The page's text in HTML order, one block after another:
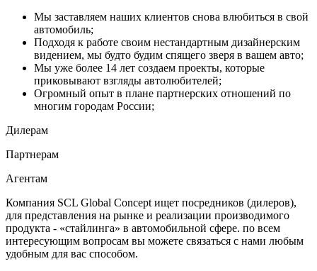
Мы заставляем наших клиентов снова влюбиться в свой
автомобиль;
Подходя к работе своим нестандартным дизайнерским
видением, мы будто будим спящего зверя в вашем авто;
Мы уже более 14 лет создаем проекты, которые
приковывают взгляды автолюбителей;
Огромный опыт в плане партнерских отношений по
многим городам России;
Дилерам
Партнерам
Агентам
Компания SCL Global Concept ищет посредников (дилеров),
для представления на рынке и реализации производимого
продукта - «стайлинга» в автомобильной сфере. по всем
интересующим вопросам вы можете связаться с нами любым
удобным для вас способом.